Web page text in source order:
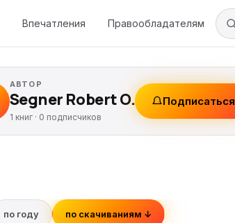
Впечатления Правообладателям
АВТОР
Segner Robert O.
1 книг · 0 подписчиков
Подписаться
по году по скачиваниям ↓